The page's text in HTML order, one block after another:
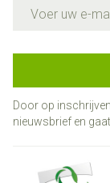
Door op
nieuwsbrief en